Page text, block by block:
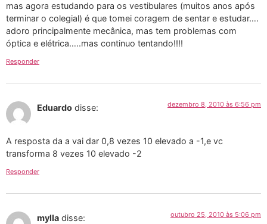
mas agora estudando para os vestibulares (muitos anos após
terminar o colegial) é que tomei coragem de sentar e estudar….
adoro principalmente mecânica, mas tem problemas com
óptica e elétrica…..mas continuo tentando!!!!
Responder
Eduardo disse: dezembro 8, 2010 às 6:56 pm
A resposta da a vai dar 0,8 vezes 10 elevado a -1,e vc
transforma 8 vezes 10 elevado -2
Responder
mylla disse: outubro 25, 2010 às 5:06 pm